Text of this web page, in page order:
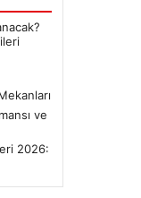
ve
2026: